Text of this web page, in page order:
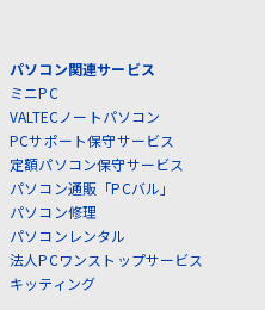
パソコン関連サービス
ミニPC
VALTECノートパソコン
PCサポート保守サービス
定額パソコン保守サービス
パソコン通販「PCバル」
パソコン修理
パソコンレンタル
法人PCワンストップサービス
キッティング